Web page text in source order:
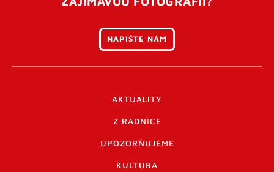
NAPIŠTE NÁM
AKTUALITY
Z RADNICE
UPOZORŇUJEME
KULTURA